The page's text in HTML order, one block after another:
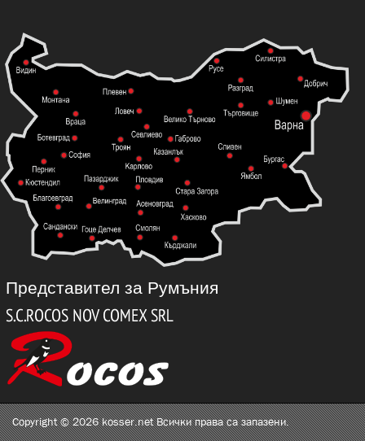
Представител за Румъния
Copyright © 2026 kosser.net Всички права са запазени.